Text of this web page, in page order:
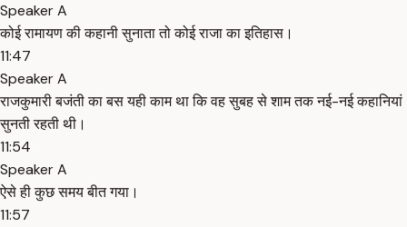
Speaker A
कोई रामायण की कहानी सुनाता तो कोई राजा का इतिहास।
11:47
Speaker A
राजकुमारी बजंती का बस यही काम था कि वह सुबह से शाम तक नई-नई कहानियां
सुनती रहती थी।
11:54
Speaker A
ऐसे ही कुछ समय बीत गया।
11:57